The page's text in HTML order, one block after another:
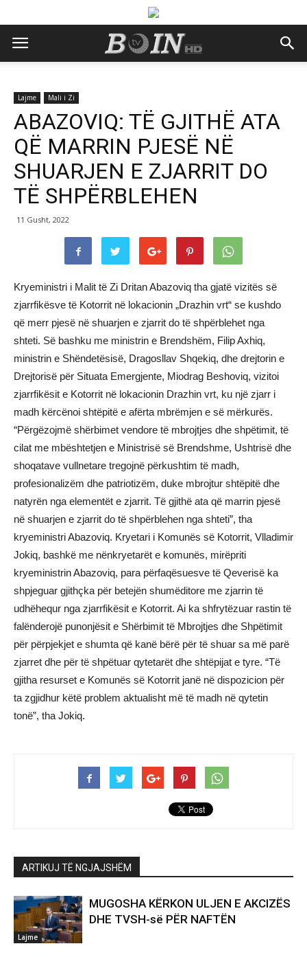
Lajme Mali i Zi
ABAZOVIQ: TË GJITHË ATA
QË MARRIN PJESË NË
SHUARJEN E ZJARRIT DO
TË SHPËRBLEHEN
11 Gusht, 2022
Kryeministri i Malit të Zi Dritan Abazoviq tha gjatë vizitës së
zjarrfikësve të Kotorrit në lokacionin „Drazhin vrt“ se kushdo
që merr pjesë në shuarjen e zjarrit do të shpërblehet nga
shteti. Së bashku me ministrin e Brendshëm, Filip Axhiq,
ministrin e Shëndetësisë, Dragosllav Shqekiq, dhe drejtorin e
Drejtorisë për Situata Emergjente, Miodrag Beshoviq, vizitoi
zjarrfikësit e Kotorrit në lokacionin Drazhin vrt, ku një zjarr i
madh kërcënoi shtëpitë e afërta mbrëmjen e së mërkurës.
“Përgëzojmë shërbimet vendore të mbrojtjes dhe shpëtimit, të
cilat me mbështetjen e Ministrisë së Brendshme, Ushtrisë dhe
shoqatave vullnetare tregojnë përkushtim të madh,
profesionalizëm dhe patriotizëm, duke mbrojtur shtëpitë dhe
natyrën nga elementët e zjarrit. Të gjithë ata që marrin pjesë
në shuarjen e zjarrit do të shpërblehen nga shteti”, tha
kryeministri Abazoviq. Kryetari i Komunës së Kotorrit, Vlladimir
Jokiq, bashkë me nënkryetarët e komunës, mirëpriti
kryeministrin Abazoviq, para përfaqësuesve të Qeverisë ka
shpjeguar gjithçka për betejën shumëditore me zjarrin të
udhëhequr nga zjarrfikësit e Kotorrit. Ai ka shfrytëzuar rastin të
falënderojë punonjësit e Shërbimit të Mbrojtjes dhe Shpëtimit
për përpjekjet e shumta që kanë bërë për të shuar sa më parë
zjarret dhe për të shpëtuar qytetarët dhe shtëpijat e tyre. “Të
gjitha resurset e Komunës së Kotorrit janë në dispozicion për
ta zgjidhur këtë problem aktualisht më të madh në qytetin
tonë”, tha Jokiq.
ARTIKUJ TË NGJAJSHËM
Lajme
MUGOSHA KËRKON ULJEN E AKCIZËS
DHE TVSH-së PËR NAFTËN